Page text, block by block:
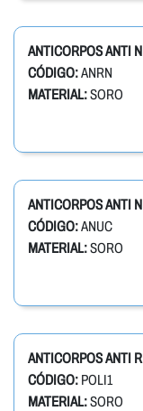
ANTICORPOS ANTI
CÓDIGO:ANRN
MATERIAL:SORO
ANTICORPOS ANTI
CÓDIGO:ANUC
MATERIAL:SORO
ANTICORPOS ANTI
CÓDIGO: POLI1
MATERIAL:SORO